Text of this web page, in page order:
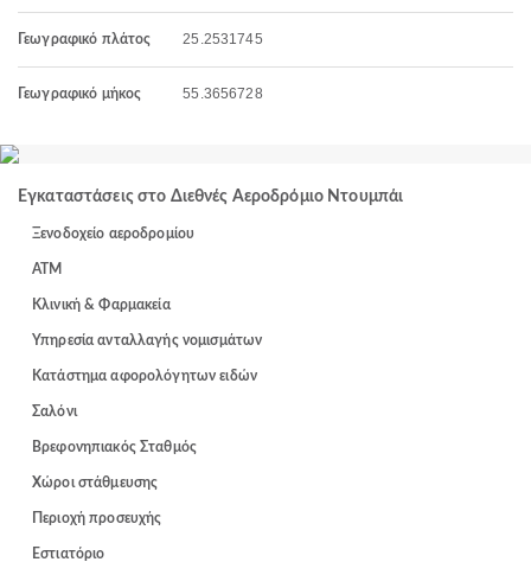
Γεωγραφικό πλάτος 25.2531745
Γεωγραφικό μήκος 55.3656728
Εγκαταστάσεις στο Διεθνές Αεροδρόμιο Ντουμπάι
Ξενοδοχείο αεροδρομίου
ΑΤΜ
Κλινική & Φαρμακεία
Υπηρεσία ανταλλαγής νομισμάτων
Κατάστημα αφορολόγητων ειδών
Σαλόνι
Βρεφονηπιακός Σταθμός
Χώροι στάθμευσης
Περιοχή προσευχής
Εστιατόριο